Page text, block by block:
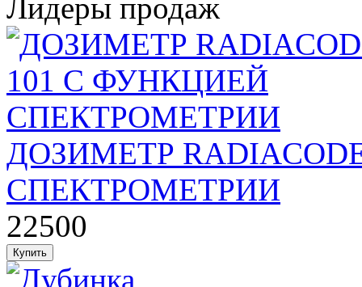
Лидеры продаж
ДОЗИМЕТР
СПЕКТРОМЕТРИИ
22500